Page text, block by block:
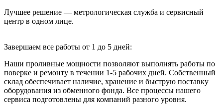
Лучшее решение — метрологическая служба и сервисный
центр в одном лице.
Завершаем все работы от 1 до 5 дней:
Наши проливные мощности позволяют выполнять работы по
поверке и ремонту в течении 1-5 рабочих дней. Собственный
склад обеспечивает наличие, хранение и быструю поставку
оборудования из обменного фонда. Все процессы нашего
сервиса подготовлены для компаний разного уровня.